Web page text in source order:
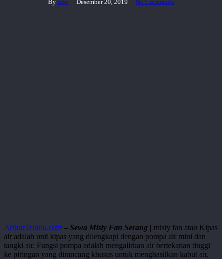
By info Desember 20, 2019 No Comments
ArthurTeknik.com – Sewa Misty Fan Serang | misty fan atau Kipas
air adalah unit kipas yang dilengkapi dengan pompa air mini dan
tangki air. Fungsi pompa adalah mengalirkan air bertekanan tinggi
ke piringan yang dirancang khusus untuk menghasilkan kabut air.